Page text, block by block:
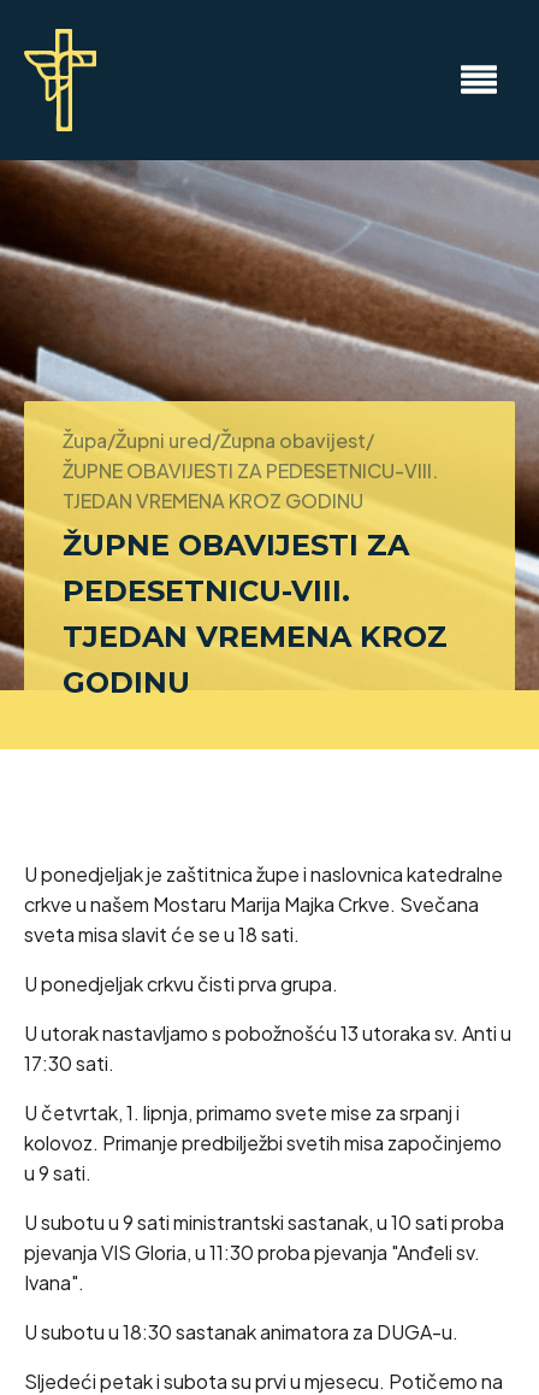
Župa/Župni ured/Župna obavijest/
ŽUPNE OBAVIJESTI ZA PEDESETNICU-VIII.
TJEDAN VREMENA KROZ GODINU
ŽUPNE OBAVIJESTI ZA
PEDESETNICU-VIII.
TJEDAN VREMENA KROZ
GODINU
U ponedjeljak je zaštitnica župe i naslovnica katedralne
crkve u našem Mostaru Marija Majka Crkve. Svečana
sveta misa slavit će se u 18 sati.
U ponedjeljak crkvu čisti prva grupa.
U utorak nastavljamo s pobožnošću 13 utoraka sv. Anti u
17:30 sati.
U četvrtak, 1. lipnja, primamo svete mise za srpanj i
kolovoz. Primanje predbilježbi svetih misa započinjemo
u 9 sati.
U subotu u 9 sati ministrantski sastanak, u 10 sati proba
pjevanja VIS Gloria, u 11:30 proba pjevanja "Anđeli sv.
Ivana".
U subotu u 18:30 sastanak animatora za DUGA-u.
Sljedeći petak i subota su prvi u mjesecu. Potičemo na